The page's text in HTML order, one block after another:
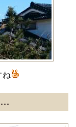
ね
…